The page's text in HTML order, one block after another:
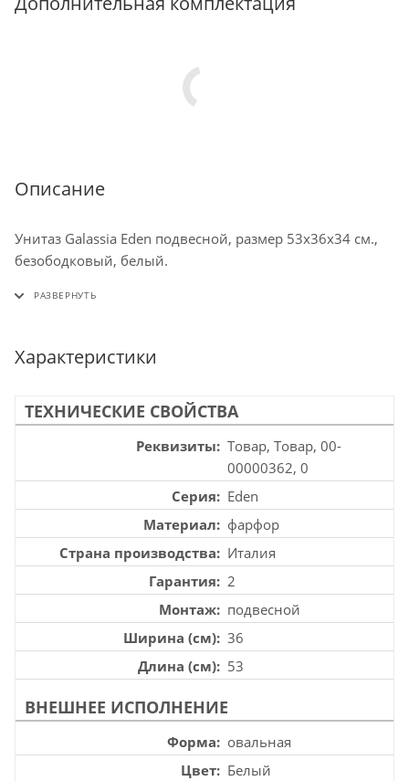
Описание
Унитаз Galassia Eden подвесной, размер 53х36х34 см.,
безободковый, белый.
Характеристики
ТЕХНИЧЕСКИЕ СВОЙСТВА
Реквизиты
Товар, Товар, 00-
00000362, 0
Серия
Eden
Материал
фарфор
Страна производства
Италия
Гарантия
2
Монтаж
подвесной
Ширина (см) 36
Длина (см)
53
ВНЕШНЕЕ ИСПОЛНЕНИЕ
Форма
овальная
Цвет
Белый